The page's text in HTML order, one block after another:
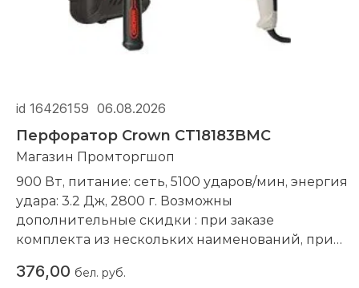
id 16426159 06.08.2026
Перфоратор Crown CT18183BMC
Магазин Промторгшоп
900 Вт, питание: сеть, 5100 ударов/мин, энергия
удара: 3.2 Дж, 2800 г. Возможны
дополнительные скидки : при заказе
комплекта из нескольких наименований, при
Компания производитель:
376,00 бел. руб.